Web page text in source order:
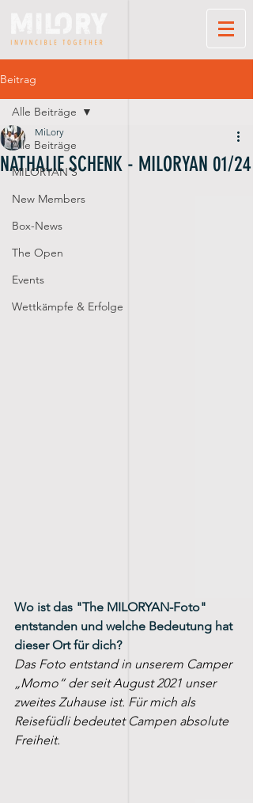
Beitrag
Alle Beiträge
MILORYAN'S
New Members
Box-News
The Open
Events
Wettkämpfe & Erfolge
Alle Beiträge
NATHALIE SCHENK - MILORYAN 01/24
MiLory
Wo ist das "The MILORYAN-Foto"
entstanden und welche Bedeutung hat
dieser Ort für dich?
Das Foto entstand in unserem Camper
„Momo“ der seit August 2021 unser
zweites Zuhause ist. Für mich als
Reisefüdli bedeutet Campen absolute
Freiheit.